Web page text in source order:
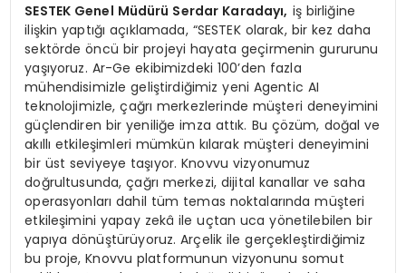
SESTEK Genel Müdürü Serdar Karadayı, iş birliğine
ilişkin yaptığı açıklamada, “SESTEK olarak, bir kez daha
sektörde öncü bir projeyi hayata geçirmenin gururunu
yaşıyoruz. Ar-Ge ekibimizdeki 100’den fazla
mühendisimizle geliştirdiğimiz yeni Agentic AI
teknolojimizle, çağrı merkezlerinde müşteri deneyimini
güçlendiren bir yeniliğe imza attık. Bu çözüm, doğal ve
akıllı etkileşimleri mümkün kılarak müşteri deneyimini
bir üst seviyeye taşıyor. Knovvu vizyonumuz
doğrultusunda, çağrı merkezi, dijital kanallar ve saha
operasyonları dahil tüm temas noktalarında müşteri
etkileşimini yapay zekâ ile uçtan uca yönetilebilen bir
yapıya dönüştürüyoruz. Arçelik ile gerçekleştirdiğimiz
bu proje, Knovvu platformunun vizyonunu somut